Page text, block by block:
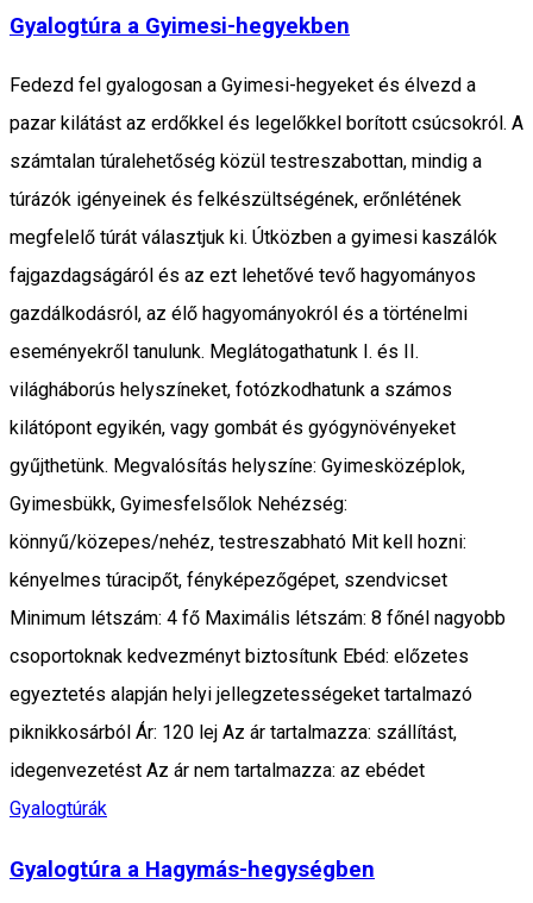
Gyalogtúra a Gyimesi-hegyekben
Fedezd fel gyalogosan a Gyimesi-hegyeket és élvezd a
pazar kilátást az erdőkkel és legelőkkel borított csúcsokról. A
számtalan túralehetőség közül testreszabottan, mindig a
túrázók igényeinek és felkészültségének, erőnlétének
megfelelő túrát választjuk ki. Útközben a gyimesi kaszálók
fajgazdagságáról és az ezt lehetővé tevő hagyományos
gazdálkodásról, az élő hagyományokról és a történelmi
eseményekről tanulunk. Meglátogathatunk I. és II.
világháborús helyszíneket, fotózkodhatunk a számos
kilátópont egyikén, vagy gombát és gyógynövényeket
gyűjthetünk. Megvalósítás helyszíne: Gyimesközéplok,
Gyimesbükk, Gyimesfelsőlok Nehézség:
könnyű/közepes/nehéz, testreszabható Mit kell hozni:
kényelmes túracipőt, fényképezőgépet, szendvicset
Minimum létszám: 4 fő Maximális létszám: 8 főnél nagyobb
csoportoknak kedvezményt biztosítunk Ebéd: előzetes
egyeztetés alapján helyi jellegzetességeket tartalmazó
piknikkosárból Ár: 120 lej Az ár tartalmazza: szállítást,
idegenvezetést Az ár nem tartalmazza: az ebédet
Gyalogtúrák
Gyalogtúra a Hagymás-hegységben